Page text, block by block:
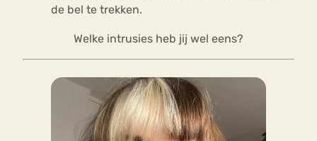
de bel te trekken.
Welke intrusies heb jij wel eens?